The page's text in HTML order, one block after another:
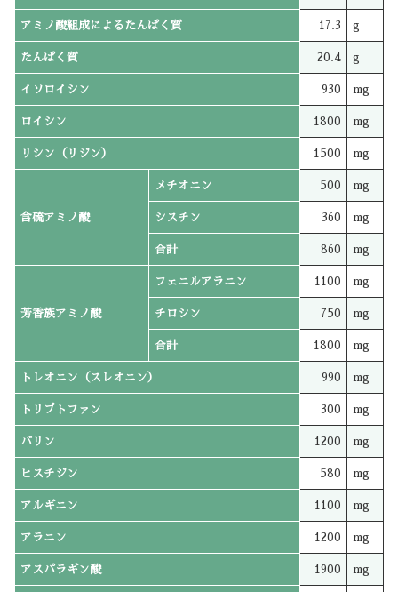
アミノ酸組成によるたんぱく質 17.3 g
たんぱく質 20.4 g
イソロイシン 930 mg
ロイシン 1800 mg
リシン（リジン） 1500 mg
含硫アミノ酸
メチオニン 500 mg
シスチン 360 mg
合計 860 mg
芳香族アミノ酸
フェニルアラニン 1100 mg
チロシン 750 mg
合計 1800 mg
トレオニン（スレオニン） 990 mg
トリプトファン 300 mg
バリン 1200 mg
ヒスチジン 580 mg
アルギニン 1100 mg
アラニン 1200 mg
アスパラギン酸 1900 mg